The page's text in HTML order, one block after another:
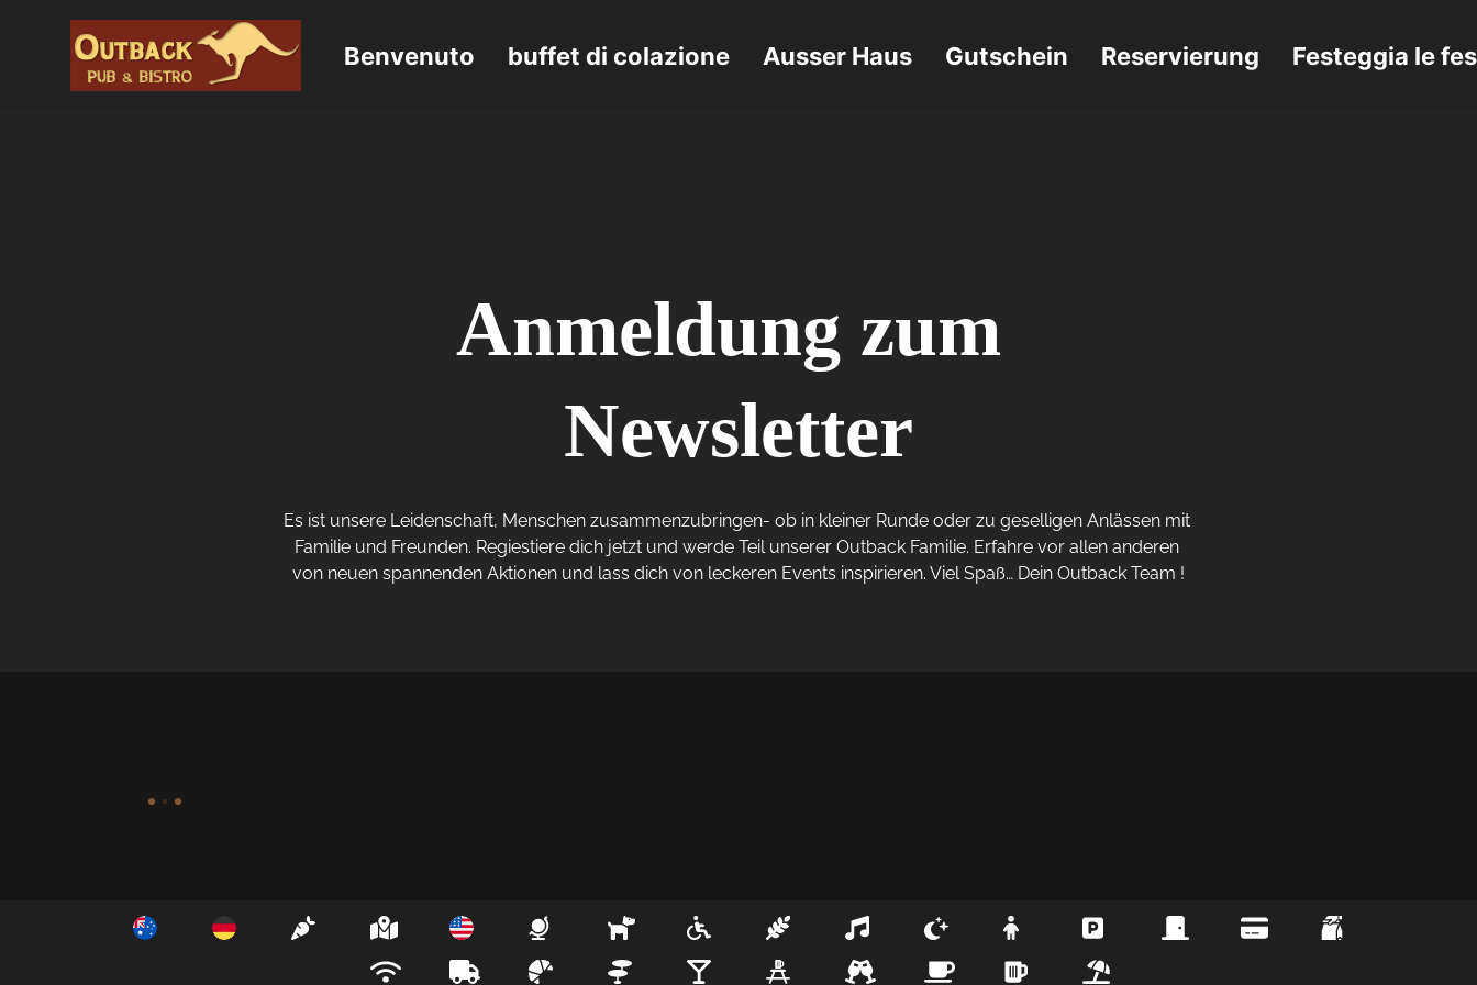
Benvenuto buffet di colazione Ausser Haus Gutschein Reservierung Festeggia le
Anmeldung zum
Newsletter
Es ist unsere Leidenschaft, Menschen zusammenzubringen- ob in kleiner Runde oder zu geselligen Anlässen mit
Familie und Freunden. Regiestiere dich jetzt und werde Teil unserer Outback Familie. Erfahre vor allen anderen
von neuen spannenden Aktionen und lass dich von leckeren Events inspirieren. Viel Spaß… Dein Outback Team !